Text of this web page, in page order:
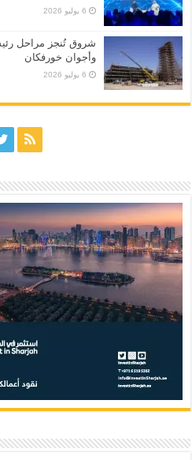
6 يوليو 2026
شروق تُنجز مراحل
وأجوان خورفكان
6 يوليو 2026